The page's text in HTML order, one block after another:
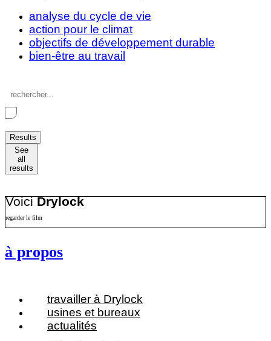
analyse du cycle de vie
action pour le climat
objectifs de développement durable
bien-être au travail
Search
...
Results
See
all
results
VoiciDrylock
regarder le film
à propos
travailler à Drylock
usines et bureaux
actualités